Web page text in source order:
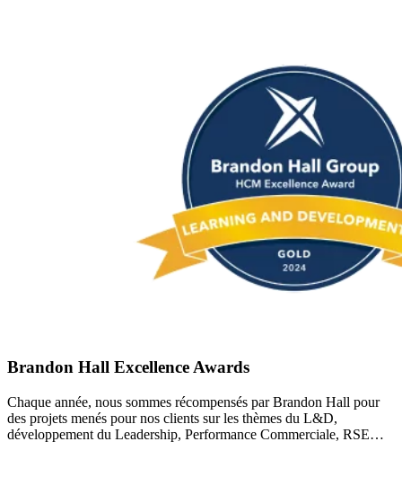
Brandon Hall Excellence Awards
Chaque année, nous sommes récompensés par Brandon Hall pour
des projets menés pour nos clients sur les thèmes du L&D,
développement du Leadership, Performance Commerciale, RSE…